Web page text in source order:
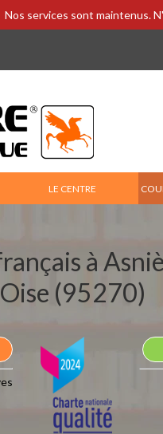
Nos services sont maintenus.
LE CENTRE
à
Oise (95270)